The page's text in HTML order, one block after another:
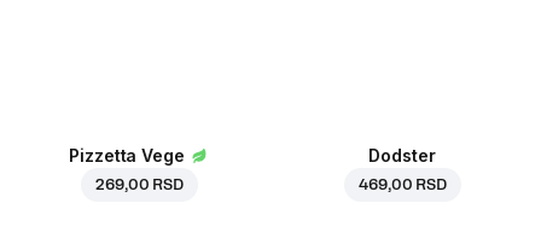
Pizzetta Vege
269,00 RSD
Dodster
469,00 RSD